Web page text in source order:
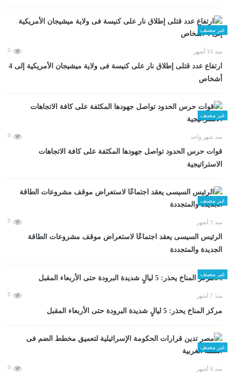
غير مصنف
منذ 10 أشهر 0
ارتفاع عدد قتلى إطلاق نار على كنيسة فى ولاية ميشيجان الأمريكية إلى 4
أشخاص
غير مصنف
منذ شهر واحد 0
قوات حرس الحدود تواصل جهودها المكثفة على كافة الاتجاهات
الاستراتيجية
غير مصنف
منذ 3 أشهر 0
الرئيس السيسى يعقد اجتماعًا لاستعراض موقف مشروعات الطاقة
الجديدة والمتجددة
غير مصنف
منذ 7 أشهر 0
مركز المناخ يحذر: 5 ليالٍ شديدة البرودة حتى الأربعاء المقبل
غير مصنف
منذ 6 أشهر 0